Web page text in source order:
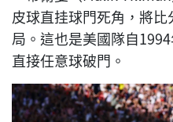
皮球直挂球門死角，將
局。這也是美國隊自
直接任意球破門。